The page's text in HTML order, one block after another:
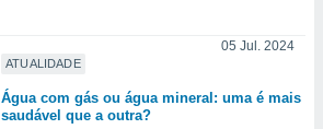
ATUALIDADE
05 Jul. 2024
Água com gás ou água mineral: uma é mais
saudável que a outra?